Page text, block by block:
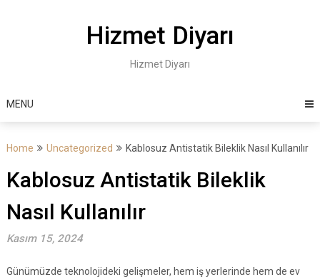
Hizmet Diyarı
Hizmet Diyarı
MENU
Home Uncategorized Kablosuz Antistatik Bileklik Nasıl Kullanılır
Kablosuz Antistatik Bileklik
Nasıl Kullanılır
Kasım 15, 2024
Günümüzde teknolojideki gelişmeler, hem iş yerlerinde hem de ev